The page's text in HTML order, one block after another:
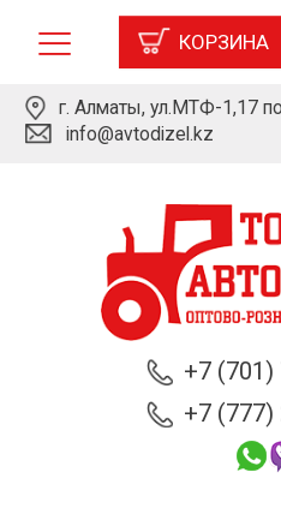
КОРЗИНА
г. Алматы, ул.МТФ-1,17
info@avtodizel.kz
+7 (701)
+7 (777)